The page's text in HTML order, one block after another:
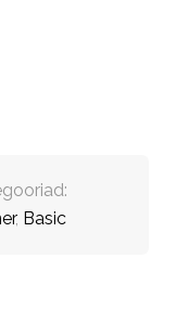
, Basic